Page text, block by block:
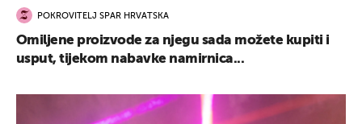
POKROVITELJ SPAR HRVATSKA
Omiljene proizvode za njegu sada možete kupiti i
usput, tijekom nabavke namirnica...